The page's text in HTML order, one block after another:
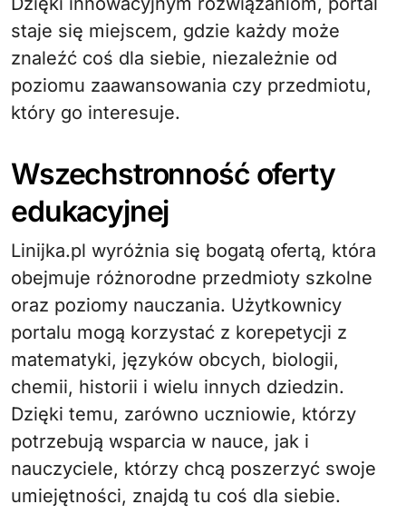
staje się miejscem, gdzie każdy może
znaleźć coś dla siebie, niezależnie od
poziomu zaawansowania czy przedmiotu,
który go interesuje.
Wszechstronność oferty
edukacyjnej
Linijka.pl wyróżnia się bogatą ofertą, która
obejmuje różnorodne przedmioty szkolne
oraz poziomy nauczania. Użytkownicy
portalu mogą korzystać z korepetycji z
matematyki, języków obcych, biologii,
chemii, historii i wielu innych dziedzin.
Dzięki temu, zarówno uczniowie, którzy
potrzebują wsparcia w nauce, jak i
nauczyciele, którzy chcą poszerzyć swoje
umiejętności, znajdą tu coś dla siebie.